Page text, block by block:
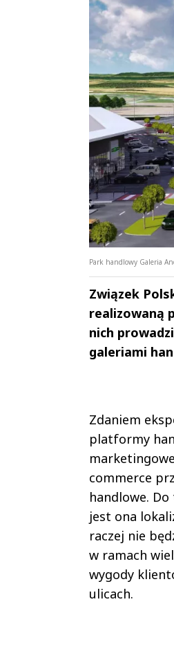
Park handlowy Galeria
Związek
realizowaną
nich
galeriami
Zdaniem
platformy
commerce
handlowe.
jest ona
raczej nie
w ramach
wygody
ulicach.
Andrzej i